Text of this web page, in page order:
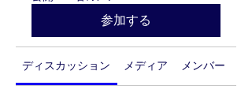
参加する
ディスカッション メディア メンバー